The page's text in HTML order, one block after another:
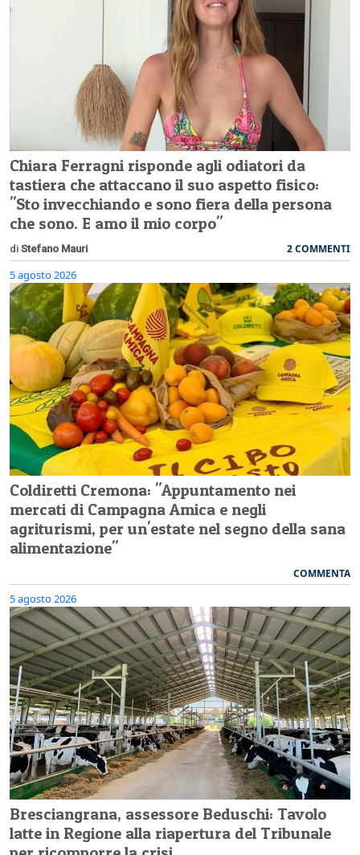
Chiara Ferragni risponde agli odiatori da
tastiera che attaccano il suo aspetto fisico:
"Sto invecchiando e sono fiera della persona
che sono. E amo il mio corpo"
di Stefano Mauri 2 COMMENTI
5 agosto 2026
Coldiretti Cremona: "Appuntamento nei
mercati di Campagna Amica e negli
agriturismi, per un'estate nel segno della sana
alimentazione"
COMMENTA
5 agosto 2026
Bresciangrana, assessore Beduschi: Tavolo
latte in Regione alla riapertura del Tribunale